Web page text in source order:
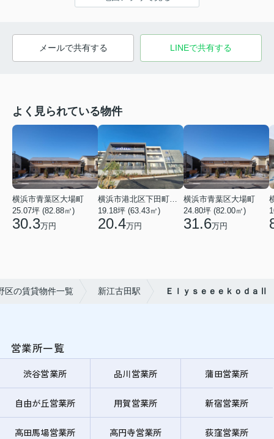
メールで共有する LINEで共有する
よく見られている物件
横浜市青葉区大場町
25.07坪 (82.88㎡)
30.3万円
19.18坪 (63.43㎡)
20.4万円
横浜市青葉区大場町
24.80坪 (82.00㎡)
31.6万円
区の賃貸物件一覧 新江古田駅 ＥｌｙｓｅｅｅｋｏｄａⅡ
営業所一覧
渋谷営業所 品川営業所 蒲田営業所
自由が丘営業所 用賀営業所 新宿営業所
高田馬場営業所 高円寺営業所 荻窪営業所